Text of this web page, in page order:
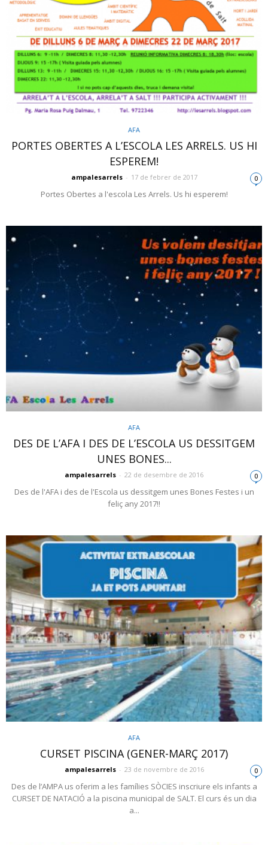
AFA
PORTES OBERTES A L’ESCOLA LES ARRELS. US HI
ESPEREM!
ampalesarrels - 17 de febrer de 2017 0
Portes Obertes a l'escola Les Arrels. Us hi esperem!
AFA
DES DE L’AFA I DES DE L’ESCOLA US DESSITGEM
UNES BONES...
ampalesarrels - 22 de desembre de 2016 0
Des de l'AFA i des de l'Escola us dessitgem unes Bones Festes i un
feliç any 2017!!
AFA
CURSET PISCINA (GENER-MARÇ 2017)
ampalesarrels - 23 de novembre de 2016 0
Des de l’AMPA us oferim a les famílies SÒCIES inscriure els infants a
CURSET DE NATACIÓ a la piscina municipal de SALT. El curs és un dia
a...